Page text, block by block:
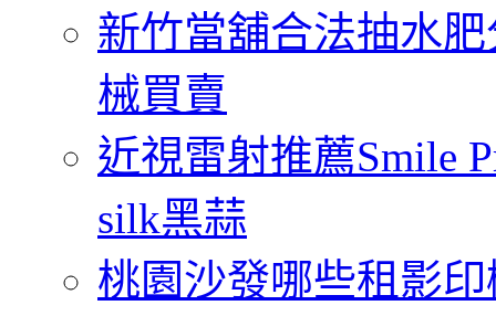
新竹當舖合法抽水
械買賣
近視雷射推薦Smile
silk黑蒜
桃園沙發哪些租影